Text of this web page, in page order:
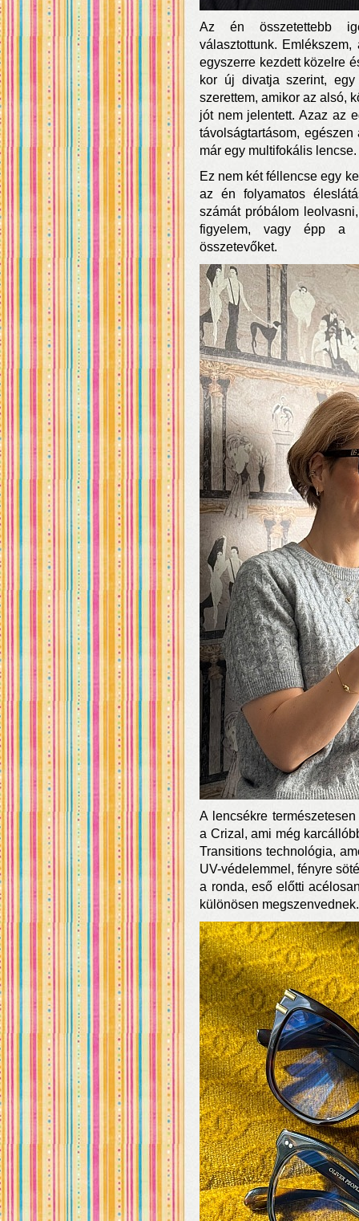
Az én összetettebb
választottunk.
egyszerre kezdett közelre
kor új divatja szerint,
szerettem, amikor az alsó,
jót nem jelentett. Azaz az
távolságtartásom,
már egy multifokális lencse.
Ez nem két féllencse egy
az én folyamatos
számát próbálom
figyelem, vagy épp a
összetevőket.
A lencsékre
a Crizal, ami még
Transitions technológia,
UV-védelemmel, fényre
a ronda, eső előtti
különösen megszenvednek.